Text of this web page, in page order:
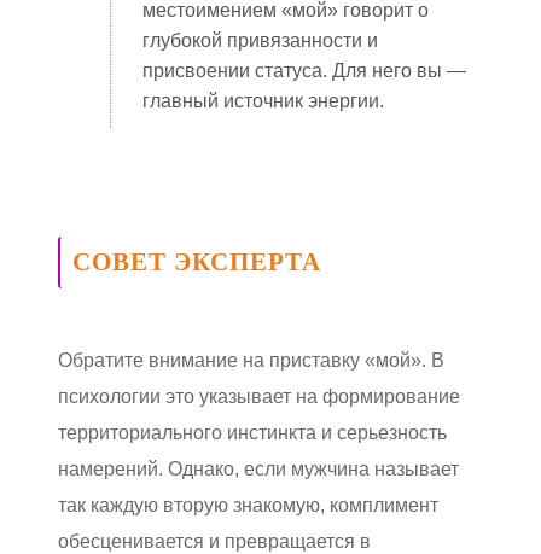
местоимением «мой» говорит о
глубокой привязанности и
присвоении статуса. Для него вы —
главный источник энергии.
СОВЕТ ЭКСПЕРТА
Обратите внимание на приставку «мой». В
психологии это указывает на формирование
территориального инстинкта и серьезность
намерений. Однако, если мужчина называет
так каждую вторую знакомую, комплимент
обесценивается и превращается в